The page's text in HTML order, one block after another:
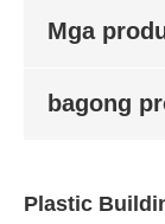
Mga
bagong
Plastic